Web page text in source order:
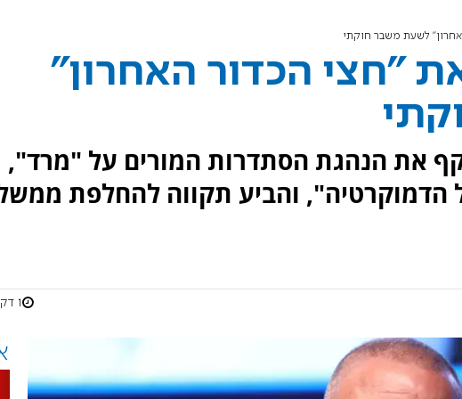
לשעת משבר חוקתי
"חצי הכדור האחרון"
את הנהגת הסתדרות המורים על "מרד",
הדמוקרטיה", והביע תקווה להחלפת
1 דקות